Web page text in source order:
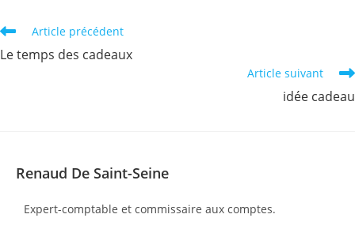
Read
articles
Article précédent
Le temps des cadeaux
Article suivant
idée cadeau
Renaud De Saint-Seine
Expert-comptable et commissaire aux comptes.